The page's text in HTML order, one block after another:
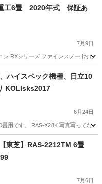
電工6畳 2020年式 保証あ
7月9日
RXシリーズ ファインスノー [おも
電 三菱重工
ハイスペック機種、日立10
KOLIsks2017
6月24日
用です。 RAS-X28K 写真写ってな
家電東芝】RAS-2212TM 6畳
7月6日